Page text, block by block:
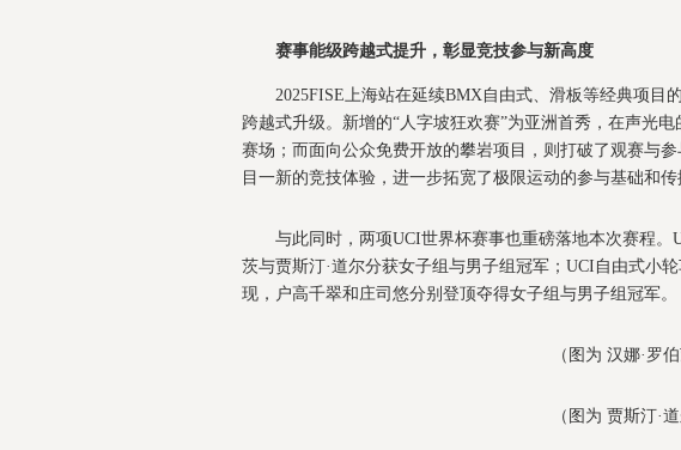
赛事能级跨越式提升，彰显竞技参与新高度
2025FISE上海站在延续BMX自由式、滑板等经典项目
跨越式升级。新增的“人字坡狂欢赛”为亚洲首秀，在声光
赛场；而面向公众免费开放的攀岩项目，则打破了观赛与
目一新的竞技体验，进一步拓宽了极限运动的参与基础和传
与此同时，两项UCI世界杯赛事也重磅落地本次赛程。
茨与贾斯汀·道尔分获女子组与男子组冠军；UCI自由式小
现，户高千翠和庄司悠分别登顶夺得女子组与男子组冠军。
（图为 汉娜·罗伯
（图为 贾斯汀·道